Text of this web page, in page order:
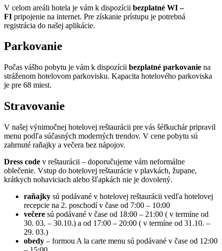
V celom areáli hotela je vám k dispozícii bezplatné WI –
FI pripojenie na internet. Pre získanie prístupu je potrebná
registrácia do našej aplikácie.
Parkovanie
Počas vášho pobytu je vám k dispozícii bezplatné parkovanie na
stráženom hotelovom parkovisku. Kapacita hotelového parkoviska
je pre 68 miest.
Stravovanie
V našej výnimočnej hotelovej reštaurácii pre vás šéfkuchár pripravil
menu podľa súčasných moderných trendov. V cene pobytu sú
zahrnuté raňajky a večera bez nápojov.
Dress code v reštaurácii – doporučujeme vám neformálne
oblečenie. Vstup do hotelovej reštaurácie v plavkách, župane,
krátkych nohaviciach alebo šľapkách nie je dovolený.
raňajky sú podávané v hotelovej reštaurácii vedľa hotelovej
recepcie na 2. poschodí v čase od 7:00 – 10:00
večere sú podávané v čase od 18:00 – 21:00 ( v termíne od
30. 03. – 30.10.) a od 17:00 – 20:00 ( v termíne od 31.10. –
29. 03.)
obedy – formou A la carte menu sú podávané v čase od 12:00